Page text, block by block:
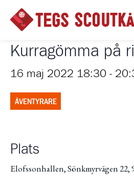
Kurragömma på
16 maj 2022 18:30 -
ÄVENTYRARE
Plats
Elofssonhallen, Sönkmyrvägen 22,